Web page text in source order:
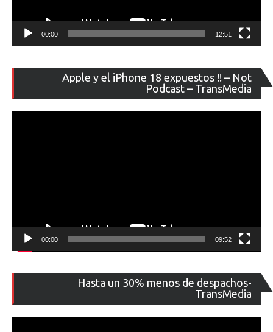
00:00 12:51
Apple y el iPhone 18 expuestos !! – Not
Podcast – TransMedia
de
00:00 09:52
Hasta un 30% menos de despachos-
TransMedia
de